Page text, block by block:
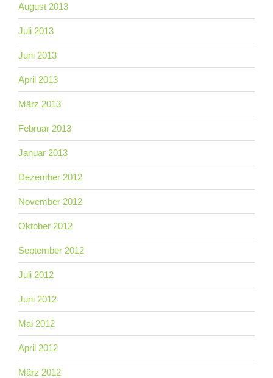
August 2013
Juli 2013
Juni 2013
April 2013
März 2013
Februar 2013
Januar 2013
Dezember 2012
November 2012
Oktober 2012
September 2012
Juli 2012
Juni 2012
Mai 2012
April 2012
März 2012